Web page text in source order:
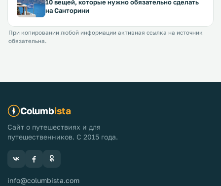
10 вещей, которые нужно обязательно сделать
на Санторини
При копировании любой информации активная ссылка на источник
обязательна.
Columbista
Сайт о путешествиях и для
путешественников. С 2015 года.
info@columbista.com